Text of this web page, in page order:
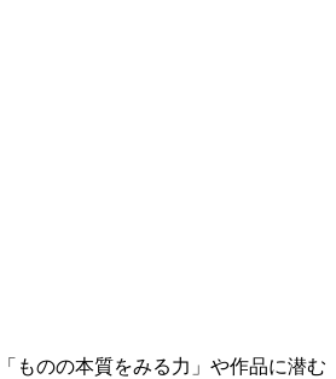
ものの本質をみる力」や作品に潜む